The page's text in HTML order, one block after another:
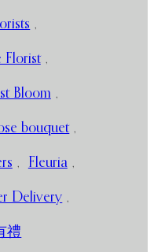
,
Florist ,
Bloom ,
bouquet ,
, Fleuria ,
Delivery ,
禮